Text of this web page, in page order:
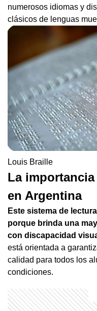
numerosos idiomas y
clásicos de lenguas
Louis Braille
La
en Argentina
Este sistema de
porque brinda una
con discapacidad
está orientada a
calidad para todos los
condiciones.